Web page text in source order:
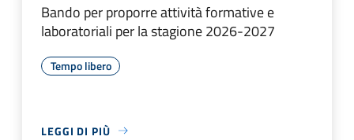
Bando per proporre attività formative e
laboratoriali per la stagione 2026-2027
Tempo libero
LEGGI DI PIÙ